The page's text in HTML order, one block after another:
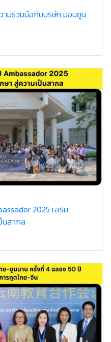
ามร่วมมือกับบริษัท มอนซูน
2025 เสริม
สากล